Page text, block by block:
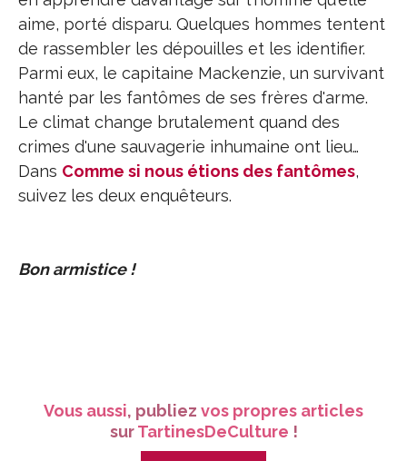
aime, porté disparu. Quelques hommes tentent
de rassembler les dépouilles et les identifier.
Parmi eux, le capitaine Mackenzie, un survivant
hanté par les fantômes de ses frères d'arme.
Le climat change brutalement quand des
crimes d'une sauvagerie inhumaine ont lieu…
Dans Comme si nous étions des fantômes,
suivez les deux enquêteurs.
Bon armistice !
Vous aussi, publiez vos propres articles
surTartinesDeCulture !